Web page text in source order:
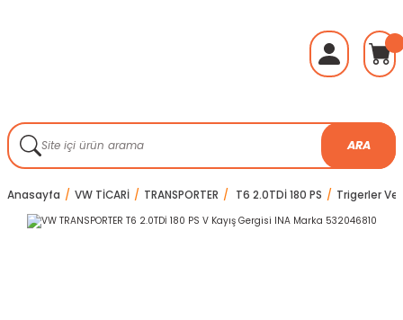
ARA
Anasayfa VW TİCARİ TRANSPORTER T6 2.0TDİ 180 PS Trigerler Ve